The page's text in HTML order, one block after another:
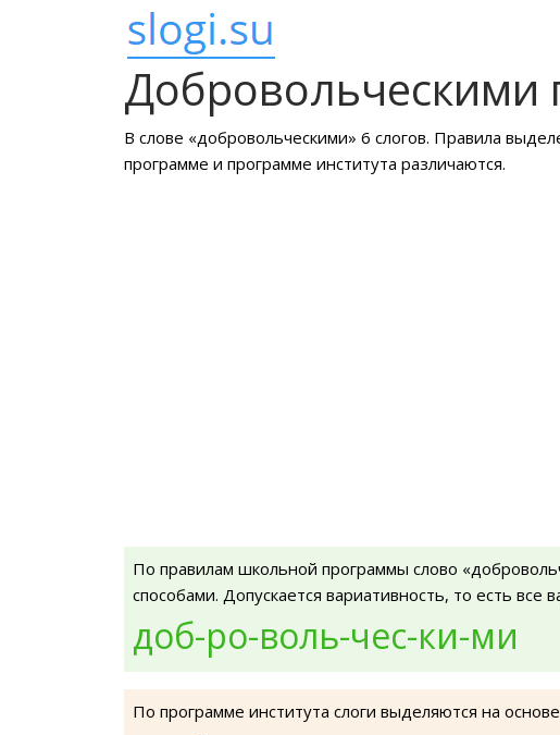
Добровольческими
В слове «добровольческими» 6 слогов. Правила
программе и программе института различаются.
По правилам школьной программы слово
способами. Допускается вариативность, то есть
доб-ро-воль-чес-ки-ми
По программе института слоги выделяются на